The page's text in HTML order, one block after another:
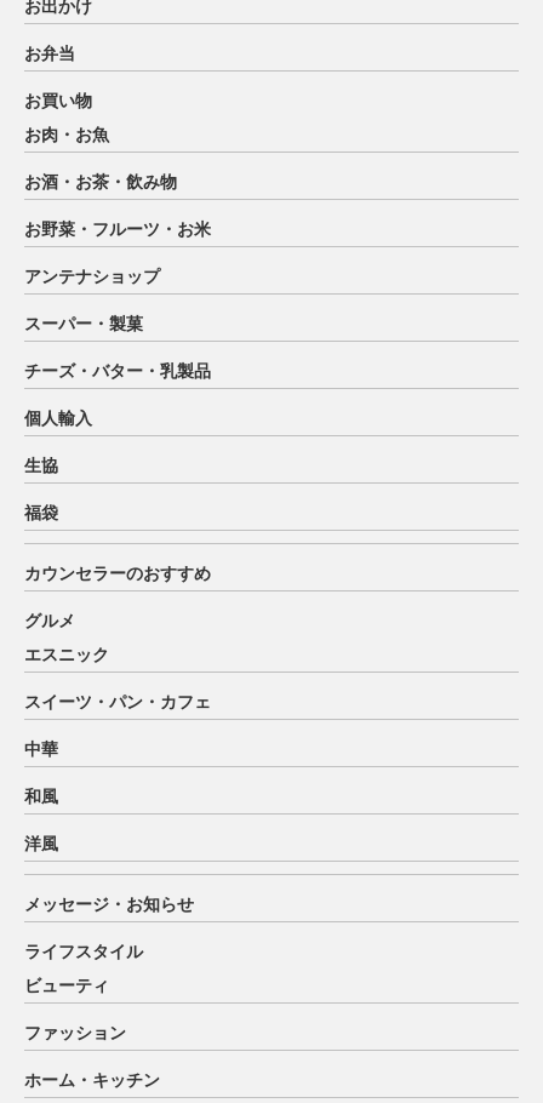
お出かけ
お弁当
お買い物
お肉・お魚
お酒・お茶・飲み物
お野菜・フルーツ・お米
アンテナショップ
スーパー・製菓
チーズ・バター・乳製品
個人輸入
生協
福袋
カウンセラーのおすすめ
グルメ
エスニック
スイーツ・パン・カフェ
中華
和風
洋風
メッセージ・お知らせ
ライフスタイル
ビューティ
ファッション
ホーム・キッチン